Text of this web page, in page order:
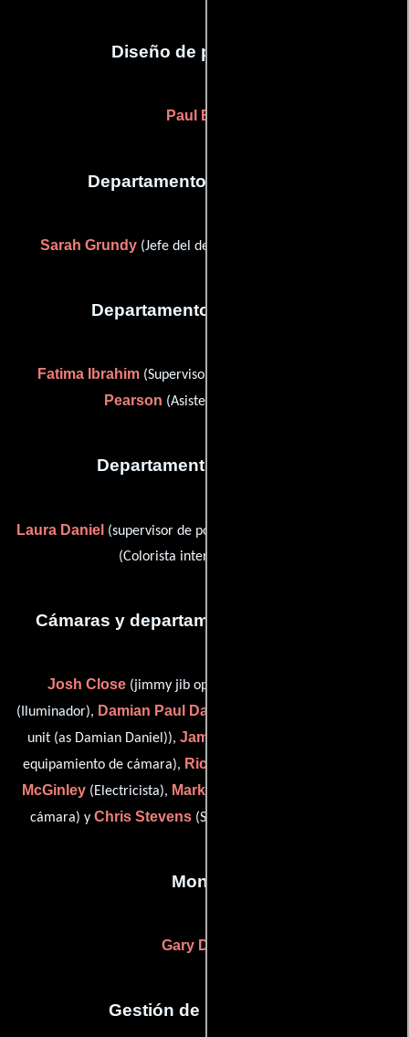
Diseño de producción
Paul Burns
Departamento de maquillaje
Sarah Grundy (Jefe del departamento de maquillaje)
Departamento de vestuario
Fatima Ibrahim(Supervisor de vestuario) y
Pearson (Asistente de vestuario)
Departamento de editorial
Laura Daniel (supervisor de post-producción) y
(Colorista intermedio digital)
Cámaras y departamento de electricidad
Josh Close(jimmy jib operator),
(Iluminador), Damian Paul Daniel
unit (as Damian Daniel)), James Holloway
equipamiento de cámara), Richard Mason
McGinley (Electricista), Mark Nutkins
cámara) y Chris Stevens (Segundo asistente de cámara)
Montaje
Gary Dollner
Gestión de producción